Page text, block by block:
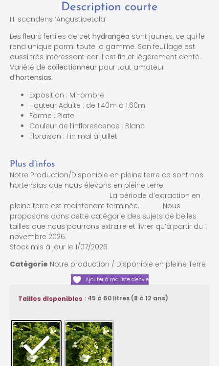
Description courte
H. scandens ‘Angustipetala’
Les fleurs fertiles de cet hydrangea sont jaunes, ce qui le
rend unique parmi toute la gamme. Son feuillage est
aussi très intéressant car il est fin et légèrement denté.
Variété de collectionneur pour tout amateur
d’hortensias.
Exposition : Mi-ombre
Hauteur Adulte : de 1.40m à 1.60m
Forme : Plate
Couleur de l’inflorescence : Blanc
Floraison : Fin mai à juillet
Plus d’infos
Notre Production/Disponible en pleine terre ce sont nos
hortensias que nous élevons en pleine terre.
La période d’extraction en
pleine terre est maintenant terminée. Nous
proposons dans cette catégorie des sujets de belles
tailles que nous pourrons extraire et livrer qu’à partir du 1
novembre 2026.
Stock mis à jour le 1/07/2026
Catégorie Notre production / Disponible en pleine Terre
Ajouter à ma liste d'envie
Tailles disponibles : 45 à 60 litres (8 à 12 ans)